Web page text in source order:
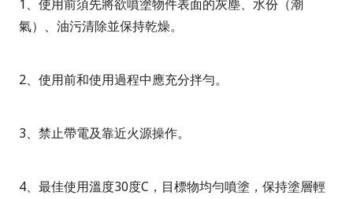
1 、使用前須先將欲噴塗物件表面的灰塵、水份（潮
氣）、油污清除並保持乾燥。
2、使用前和使用過程中應充分拌勻。
3、禁止帶電及靠近火源操作。
4、最佳使用溫度30度C ，目標物均勻噴塗，保持塗層輕